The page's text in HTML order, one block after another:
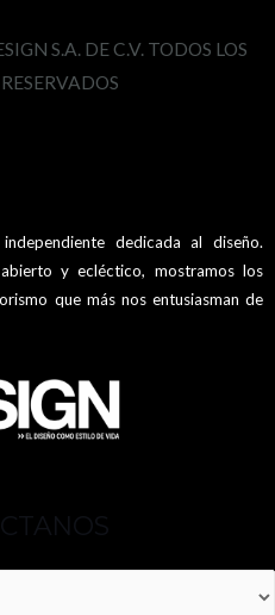
S.A. DE C.V. TODOS LOS
dedicada al diseño.
y ecléctico, mostramos los
que más nos entusiasman de